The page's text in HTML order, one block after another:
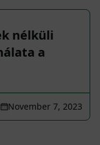
nélküli
a
November 7, 2023